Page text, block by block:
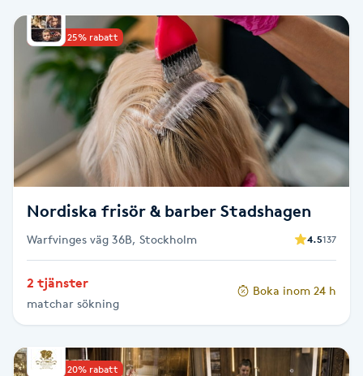
Babylights
Balayage
Bambumassage
Barber
Barnklippning
BIAB
Blowout
Bottenfärg
Upp till 25% rabatt
Nordiska frisör & barber Stadshagen
Warfvinges väg 36B, Stockholm 4.5137
2 tjänster
matchar sökning
Boka inom 24 h
Upp till 20% rabatt